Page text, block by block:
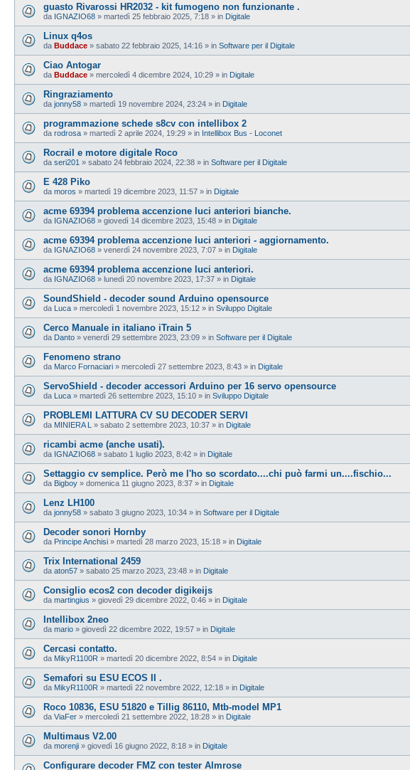
guasto Rivarossi HR2032 - kit fumogeno non funzionante .
da IGNAZIO68 » martedì 25 febbraio 2025, 7:18 » in Digitale
Linux q4os
da Buddace » sabato 22 febbraio 2025, 14:16 » in Software per il Digitale
Ciao Antogar
da Buddace » mercoledì 4 dicembre 2024, 10:29 » in Digitale
Ringraziamento
da jonny58 » martedì 19 novembre 2024, 23:24 » in Digitale
programmazione schede s8cv con intellibox 2
da rodrosa » martedì 2 aprile 2024, 19:29 » in Intellibox Bus - Loconet
Rocrail e motore digitale Roco
da seri201 » sabato 24 febbraio 2024, 22:38 » in Software per il Digitale
E 428 Piko
da moros » martedì 19 dicembre 2023, 11:57 » in Digitale
acme 69394 problema accenzione luci anteriori bianche.
da IGNAZIO68 » giovedì 14 dicembre 2023, 15:48 » in Digitale
acme 69394 problema accenzione luci anteriori - aggiornamento.
da IGNAZIO68 » venerdì 24 novembre 2023, 7:07 » in Digitale
acme 69394 problema accenzione luci anteriori.
da IGNAZIO68 » lunedì 20 novembre 2023, 17:37 » in Digitale
SoundShield - decoder sound Arduino opensource
da Luca » mercoledì 1 novembre 2023, 15:12 » in Sviluppo Digitale
Cerco Manuale in italiano iTrain 5
da Danto » venerdì 29 settembre 2023, 23:09 » in Software per il Digitale
Fenomeno strano
da Marco Fornaciari » mercoledì 27 settembre 2023, 8:43 » in Digitale
ServoShield - decoder accessori Arduino per 16 servo opensource
da Luca » martedì 26 settembre 2023, 15:10 » in Sviluppo Digitale
PROBLEMI LATTURA CV SU DECODER SERVI
da MINIERA L » sabato 2 settembre 2023, 10:37 » in Digitale
ricambi acme (anche usati).
da IGNAZIO68 » sabato 1 luglio 2023, 8:42 » in Digitale
Settaggio cv semplice. Però me l'ho so scordato....chi può farmi un....fischio...
da Bigboy » domenica 11 giugno 2023, 8:37 » in Digitale
Lenz LH100
da jonny58 » sabato 3 giugno 2023, 10:34 » in Software per il Digitale
Decoder sonori Hornby
da Principe Anchisi » martedì 28 marzo 2023, 15:18 » in Digitale
Trix International 2459
da aton57 » sabato 25 marzo 2023, 23:48 » in Digitale
Consiglio ecos2 con decoder digikeijs
da martingius » giovedì 29 dicembre 2022, 0:46 » in Digitale
Intellibox 2neo
da mario » giovedì 22 dicembre 2022, 19:57 » in Digitale
Cercasi contatto.
da MikyR1100R » martedì 20 dicembre 2022, 8:54 » in Digitale
Semafori su ESU ECOS II .
da MikyR1100R » martedì 22 novembre 2022, 12:18 » in Digitale
Roco 10836, ESU 51820 e Tillig 86110, Mtb-model MP1
da ViaFer » mercoledì 21 settembre 2022, 18:28 » in Digitale
Multimaus V2.00
da morenji » giovedì 16 giugno 2022, 8:18 » in Digitale
Configurare decoder FMZ con tester Almrose